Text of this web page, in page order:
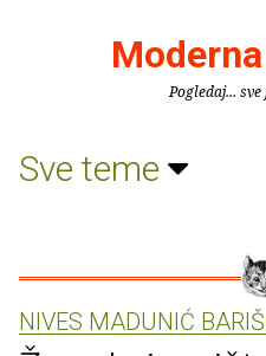
Pogledaj...
Sve teme
NIVES MADUNIĆ